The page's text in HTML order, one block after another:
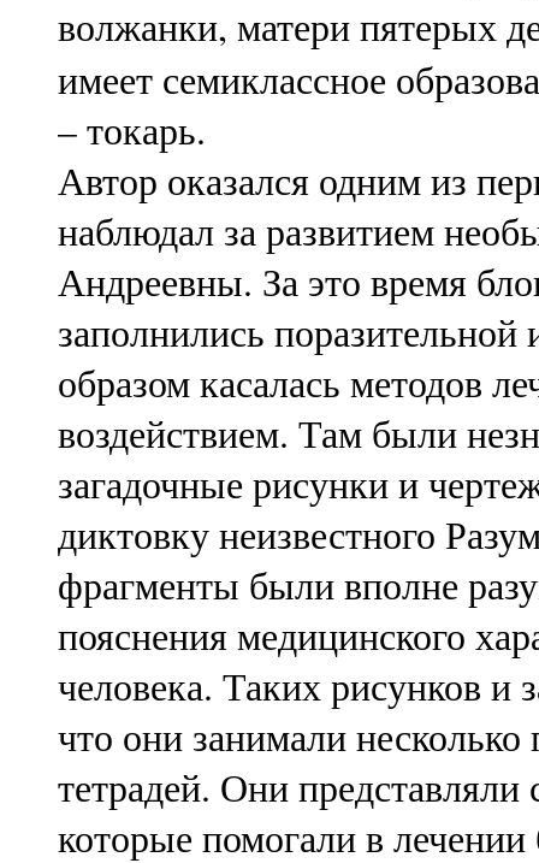
волжанки, матери пятерых
имеет семиклассное
– токарь.
Автор оказался одним из
наблюдал за развитием
Андреевны. За это время
заполнились
образом касалась методов
воздействием. Там были
загадочные рисунки и
диктовку неизвестного
фрагменты были вполне
пояснения медицинского
человека. Таких рисунков и
что они занимали
тетрадей. Они
которые помогали в